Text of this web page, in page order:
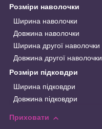
Розміри наволочки
Ширина наволочки
Довжина наволочки
Ширина другої наволочки
Довжина другої наволочки
Розміри підковдри
Ширина підковдри
Довжина підковдри
Приховати